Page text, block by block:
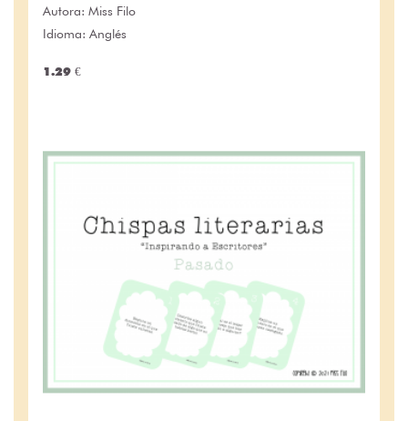
Autora: Miss Filo
Idioma: Anglés
1.29 €